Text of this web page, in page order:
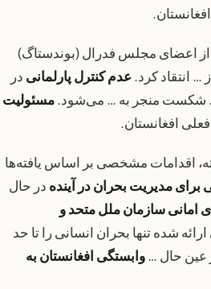
از اعضای مجلس فدرال (بوندستاگ)
انتقاد کرد.عدم کنترل پارلمانی در
شکست منجر به … می‌شود.مسئولیت
افغانستان.
اقدامات مشخصی بر اساس یافته‌ها
برای مدیریت بحران در آینده در حال
امانی سازمان ملل متحد و
شده تنها بحران انسانی را تا حد
حال …وابستگی افغانستان به